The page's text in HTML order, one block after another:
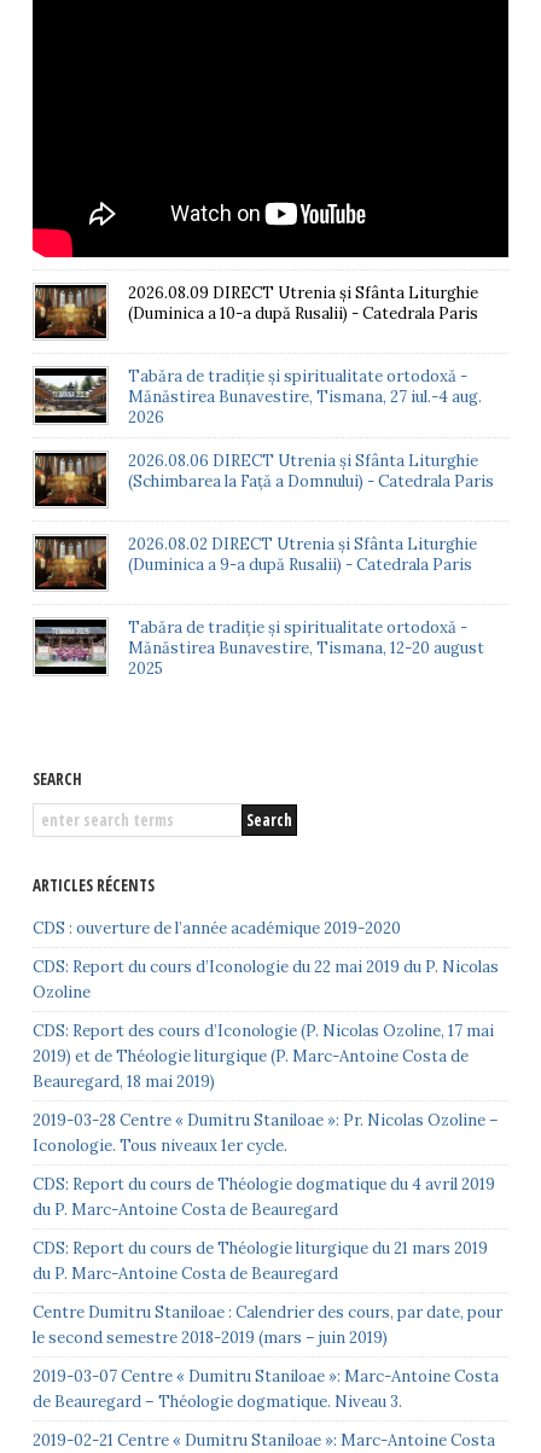
2026.08.09 DIRECT Utrenia și Sfânta Liturghie
(Duminica a 10-a după Rusalii) - Catedrala Paris
Tabăra de tradiție și spiritualitate ortodoxă -
Mănăstirea Bunavestire, Tismana, 27 iul.-4 aug.
2026
2026.08.06 DIRECT Utrenia și Sfânta Liturghie
(Schimbarea la Față a Domnului) - Catedrala Paris
2026.08.02 DIRECT Utrenia și Sfânta Liturghie
(Duminica a 9-a după Rusalii) - Catedrala Paris
Tabăra de tradiție și spiritualitate ortodoxă -
Mănăstirea Bunavestire, Tismana, 12-20 august
2025
SEARCH
ARTICLES RÉCENTS
CDS : ouverture de l’année académique 2019-2020
CDS: Report du cours d’Iconologie du 22 mai 2019 du P. Nicolas
Ozoline
CDS: Report des cours d’Iconologie (P. Nicolas Ozoline, 17 mai
2019) et de Théologie liturgique (P. Marc-Antoine Costa de
Beauregard, 18 mai 2019)
2019-03-28 Centre « Dumitru Staniloae »: Pr. Nicolas Ozoline –
Iconologie. Tous niveaux 1er cycle.
CDS: Report du cours de Théologie dogmatique du 4 avril 2019
du P. Marc-Antoine Costa de Beauregard
CDS: Report du cours de Théologie liturgique du 21 mars 2019
du P. Marc-Antoine Costa de Beauregard
Centre Dumitru Staniloae : Calendrier des cours, par date, pour
le second semestre 2018-2019 (mars – juin 2019)
2019-03-07 Centre « Dumitru Staniloae »: Marc-Antoine Costa
de Beauregard – Théologie dogmatique. Niveau 3.
2019-02-21 Centre « Dumitru Staniloae »: Marc-Antoine Costa